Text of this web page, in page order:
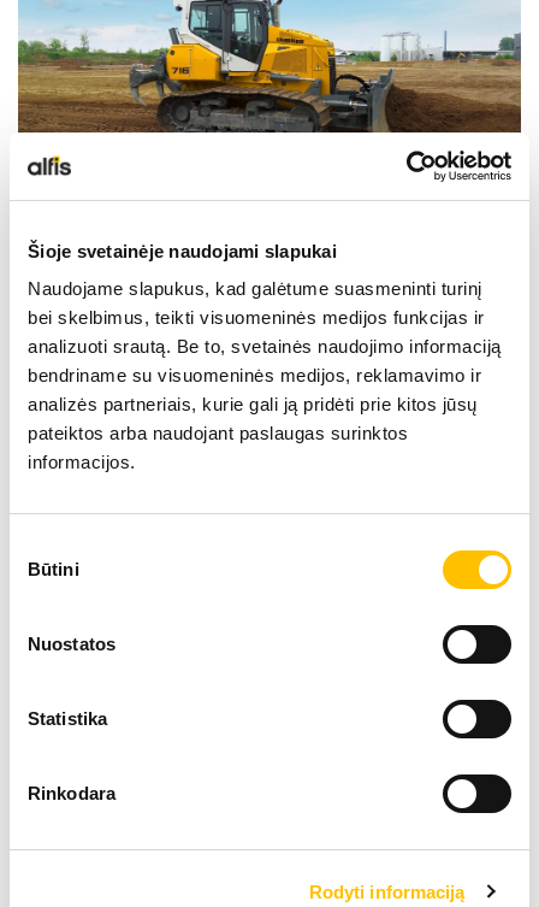
Šioje svetainėje naudojami slapukai
Naudojame slapukus, kad galėtume suasmeninti turinį
bei skelbimus, teikti visuomeninės medijos funkcijas ir
analizuoti srautą. Be to, svetainės naudojimo informaciją
bendriname su visuomeninės medijos, reklamavimo ir
analizės partneriais, kurie gali ją pridėti prie kitos jūsų
pateiktos arba naudojant paslaugas surinktos
informacijos.
pasirinkimas
Būtini
Nuostatos
Statistika
Rinkodara
Rodyti informaciją
Galia ir pažangios technologijos yra skiriamieji Liebherr
plėšimo darbams, medžiagų perstūmimui arba tiksliems
išlyginimo darbams. Tai galingos ir universalios mašinos.
Efektyvumas
skiriamas ekonomiškumui. Ypač efektyvi transmisijos